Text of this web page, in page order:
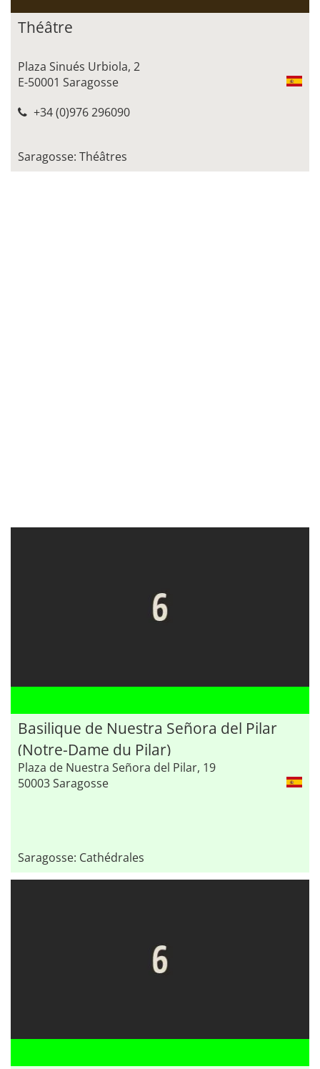
Théâtre
Plaza Sinués Urbiola, 2
E-50001 Saragosse
+34 (0)976 296090
Saragosse: Théâtres
Basilique de Nuestra Señora del Pilar
(Notre-Dame du Pilar)
Plaza de Nuestra Señora del Pilar, 19
50003 Saragosse
Saragosse: Cathédrales